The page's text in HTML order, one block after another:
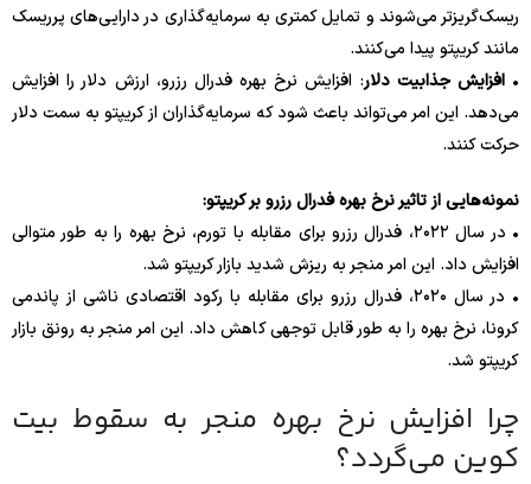
ریسک‌گریزتر می‌شوند و تمایل کمتری به سرمایه‌گذاری در دارایی‌های پرریسک
مانند کریپتو پیدا می‌کنند.
•افزایش جذابیت دلار: افزایش نرخ بهره فدرال رزرو، ارزش دلار را افزایش
می‌دهد. این امر می‌تواند باعث شود که سرمایه‌گذاران از کریپتو به سمت دلار
حرکت کنند.
نمونه‌هایی از تاثیر نرخ بهره فدرال رزرو بر کریپتو:
• در سال ۲۰۲۲، فدرال رزرو برای مقابله با تورم، نرخ بهره را به طور متوالی
افزایش داد. این امر منجر به ریزش شدید بازار کریپتو شد.
• در سال ۲۰۲۰، فدرال رزرو برای مقابله با رکود اقتصادی ناشی از پاندمی
کرونا، نرخ بهره را به طور قابل توجهی کاهش داد. این امر منجر به رونق بازار
کریپتو شد.
چرا افزایش نرخ بهره منجر به سقوط بیت
کوین می‌گردد؟